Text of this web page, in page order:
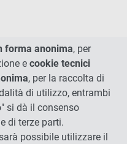
forma anonima, per
e cookie tecnici
, per la raccolta di
di utilizzo, entrambi
" si dà il consenso
di terze parti.
possibile utilizzare il